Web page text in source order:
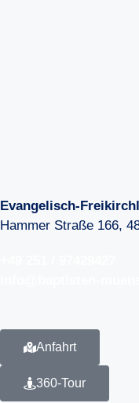
Evangelisch-
Hammer Straße 166,
Anfahrt
360-Tour